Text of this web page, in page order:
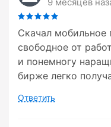
9 месяцев
Скачал мобильное
свободное от
и понемногу
бирже легко
Ответить